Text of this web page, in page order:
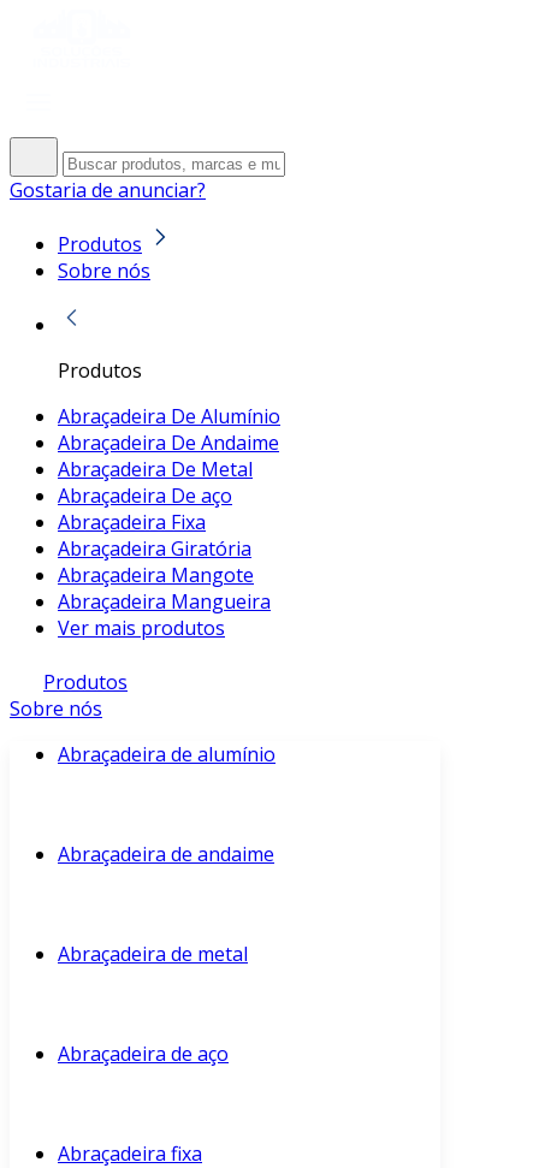
Gostaria de anunciar?
Produtos
Sobre nós
Produtos
Abraçadeira De Alumínio
Abraçadeira De Andaime
Abraçadeira De Metal
Abraçadeira De aço
Abraçadeira Fixa
Abraçadeira Giratória
Abraçadeira Mangote
Abraçadeira Mangueira
Ver mais produtos
Produtos
Sobre nós
Abraçadeira de alumínio
Abraçadeira de andaime
Abraçadeira de metal
Abraçadeira de aço
Abraçadeira fixa